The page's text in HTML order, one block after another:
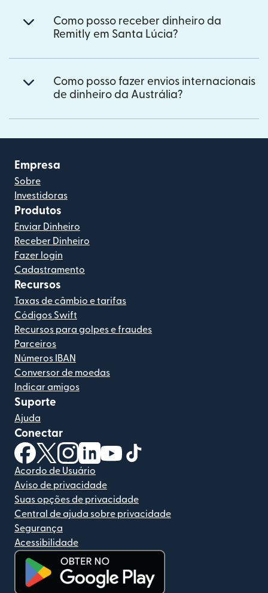
Como posso receber dinheiro da
Remitly em Santa Lúcia?
Como posso fazer envios internacionais
de dinheiro da Austrália?
Empresa
Sobre
Investidoras
Produtos
Enviar Dinheiro
Receber Dinheiro
Fazer login
Cadastramento
Recursos
Taxas de câmbio e tarifas
Códigos Swift
Recursos para golpes e fraudes
Parceiros
Números IBAN
Conversor de moedas
Indicar amigos
Suporte
Ajuda
Conectar
(abre em uma nova janela)
(abre em uma nova janela)
(abre em uma nova janela)
(abre em uma nova janela)
(abre em uma nova janela)
Acordo de Usuário
Aviso de privacidade
Suas opções de privacidade
Central de ajuda sobre privacidade
Segurança
Acessibilidade